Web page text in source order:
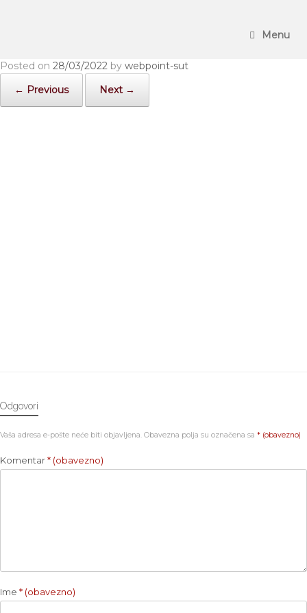
Menu
Posted on 28/03/2022 by webpoint-sut
← Previous
Next →
Odgovori
Vaša adresa e-pošte neće biti objavljena. Obavezna polja su označena sa * (obavezno)
Komentar* (obavezno)
Ime * (obavezno)